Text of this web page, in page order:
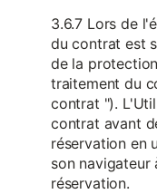
3.6.7 Lors de
du contrat est
de la
traitement du
contrat ").
contrat avant
réservation en
son navigateur
réservation.